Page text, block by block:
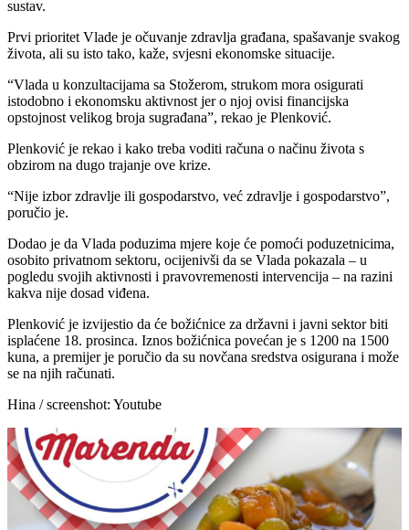
sustav.
Prvi prioritet Vlade je očuvanje zdravlja građana, spašavanje svakog
života, ali su isto tako, kaže, svjesni ekonomske situacije.
“Vlada u konzultacijama sa Stožerom, strukom mora osigurati
istodobno i ekonomsku aktivnost jer o njoj ovisi financijska
opstojnost velikog broja sugrađana”, rekao je Plenković.
Plenković je rekao i kako treba voditi računa o načinu života s
obzirom na dugo trajanje ove krize.
“Nije izbor zdravlje ili gospodarstvo, već zdravlje i gospodarstvo”,
poručio je.
Dodao je da Vlada poduzima mjere koje će pomoći poduzetnicima,
osobito privatnom sektoru, ocijenivši da se Vlada pokazala – u
pogledu svojih aktivnosti i pravovremenosti intervencija – na razini
kakva nije dosad viđena.
Plenković je izvijestio da će božićnice za državni i javni sektor biti
isplaćene 18. prosinca. Iznos božićnica povećan je s 1200 na 1500
kuna, a premijer je poručio da su novčana sredstva osigurana i može
se na njih računati.
Hina / screenshot: Youtube